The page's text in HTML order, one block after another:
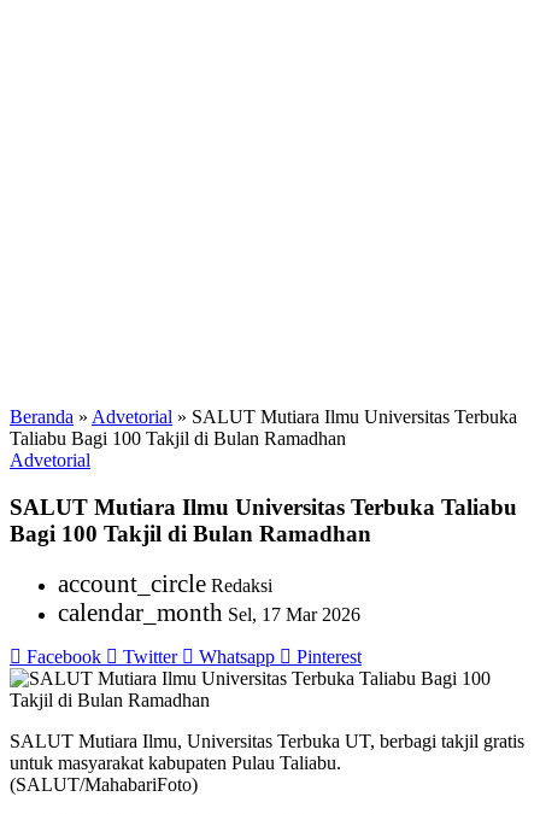
Beranda » Advetorial » SALUT Mutiara Ilmu Universitas Terbuka
Taliabu Bagi 100 Takjil di Bulan Ramadhan
Advetorial
SALUT Mutiara Ilmu Universitas Terbuka Taliabu
Bagi 100 Takjil di Bulan Ramadhan
account_circle Redaksi
calendar_month Sel, 17 Mar 2026
Facebook Twitter Whatsapp Pinterest
SALUT Mutiara Ilmu, Universitas Terbuka UT, berbagi takjil gratis
untuk masyarakat kabupaten Pulau Taliabu.
(SALUT/MahabariFoto)